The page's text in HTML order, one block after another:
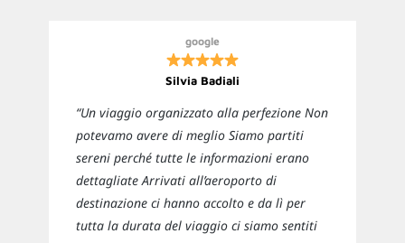
google
Silvia Badiali
“Un viaggio organizzato alla perfezione Non
potevamo avere di meglio Siamo partiti
sereni perché tutte le informazioni erano
dettagliate Arrivati all’aeroporto di
destinazione ci hanno accolto e da lì per
tutta la durata del viaggio ci siamo sentiti